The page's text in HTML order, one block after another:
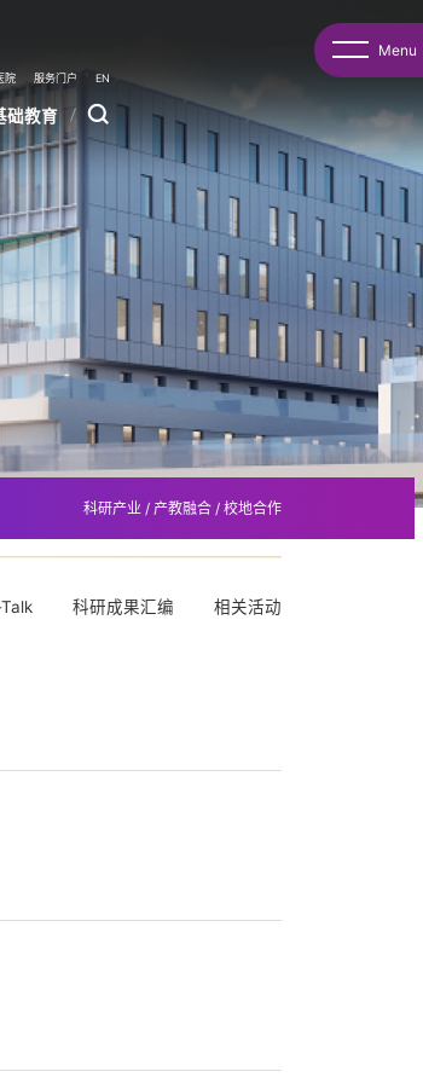
院 服务门户 EN
础教育
Menu
科研产业 / 产教融合 / 校地合作
科研成果汇编 相关活动